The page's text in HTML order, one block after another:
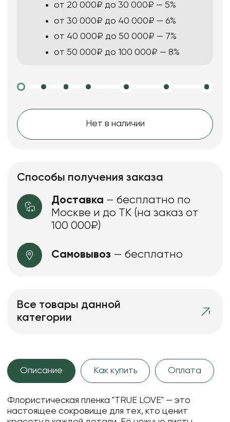
от 20 000₽ до 30 000₽ — 5%
от 30 000₽ до 40 000₽ — 6%
от 40 000₽ до 50 000₽ — 7%
от 50 000₽ до 100 000₽ — 8%
Нет в наличии
Способы получения заказа
Доставка – бесплатно по
Москве и до ТК (на заказ от
100 000₽)
Самовывоз — бесплатно
Все товары данной
категории
Описание Как купить Оплата
Флористическая пленка "TRUE LOVE" — это
настоящее сокровище для тех, кто ценит